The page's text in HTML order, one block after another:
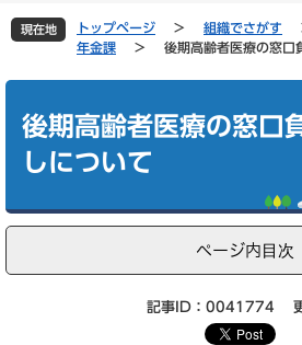
文
現在地 トップページ > 組織でさがす
年金課
> 後期高齢者医療の窓口
後期高齢者医療の窓口
しについて
ページ内目次
記事ID：0041774